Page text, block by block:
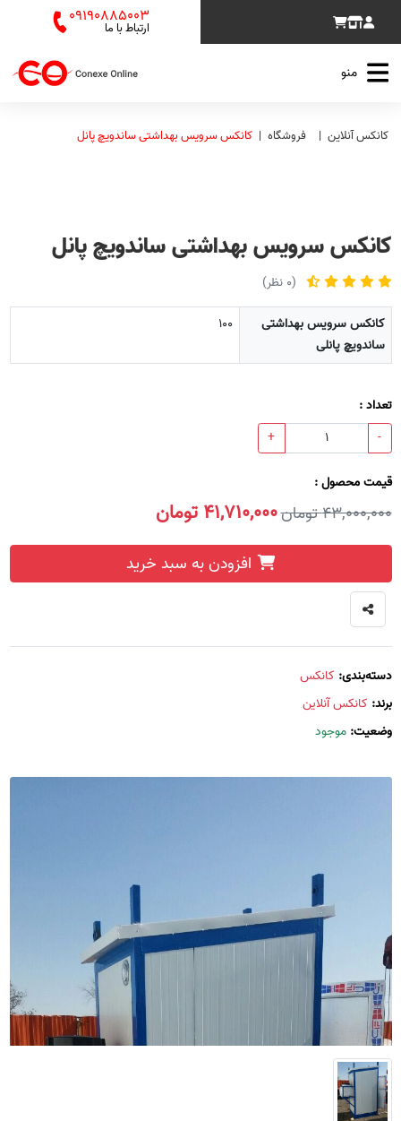
09190885003
ارتباط با ما
منو
کانکس آنلاین فروشگاه کانکس سرویس بهداشتی ساندویچ پانل
کانکس سرویس بهداشتی ساندویچ پانل
(0 نظر)
کانکس سرویس بهداشتی
ساندویچ پانلی
100
تعداد :
-
+
قیمت محصول :
43,000,000 تومان 41,710,000 تومان
افزودن به سبد خرید
دسته‌بندی: کانکس
برند: کانکس آنلاین
وضعیت: موجود